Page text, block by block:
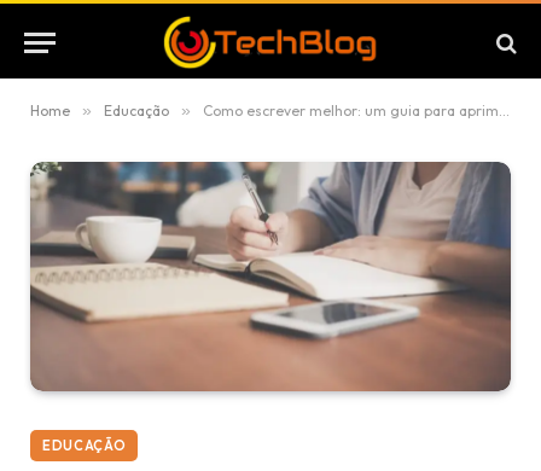
Home » Educação » Como escrever melhor: um guia para aprimorar sua redação
EDUCAÇÃO